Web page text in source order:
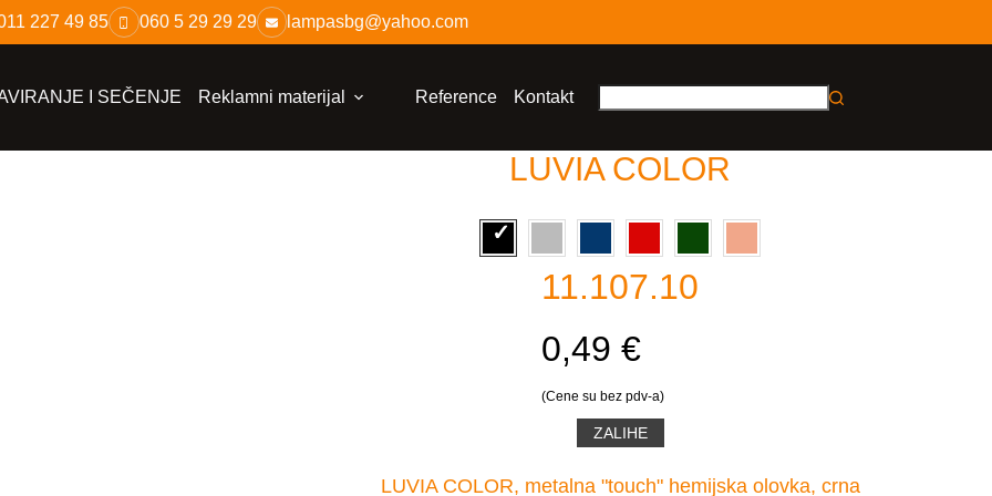
227 49 85 060 5 29 29 29 lampasbg@yahoo.com
I SEČENJE Reklamni materijal Reference
Kontakt
LUVIA COLOR
11.107.10
0,49 €
(Cene su bez pdv-a)
ZALIHE
LUVIA COLOR, metalna "touch" hemijska olovka, crna